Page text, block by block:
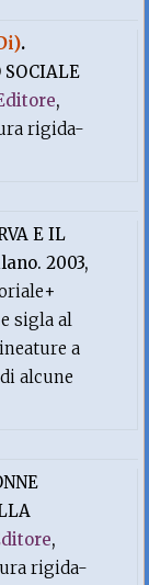
.
,
rigida-
E IL
2003,
sigla al
a
alcune
,
rigida-